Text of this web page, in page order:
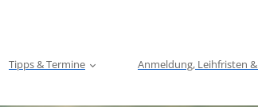
Tipps & Termine Anmeldung, Leihfristen